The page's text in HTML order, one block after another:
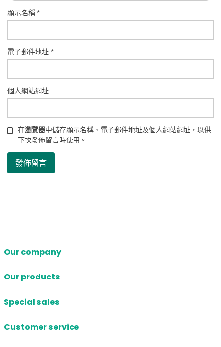
顯示名稱*
電子郵件地址*
個人網站網址
在瀏覽器中儲存顯示名稱、電子郵件地址及個人網站網址，以供
下次發佈留言時使用。
Our company
Our products
Special sales
Customer service